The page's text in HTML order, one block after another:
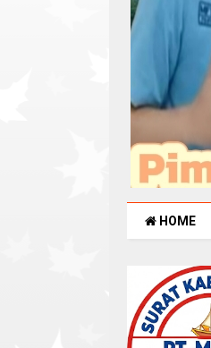
HOME